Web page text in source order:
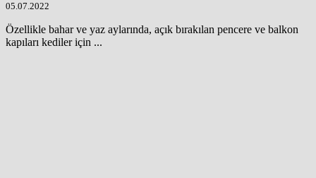
05.07.2022
Özellikle bahar ve yaz aylarında, açık bırakılan pencere ve balkon
kapıları kediler için ...